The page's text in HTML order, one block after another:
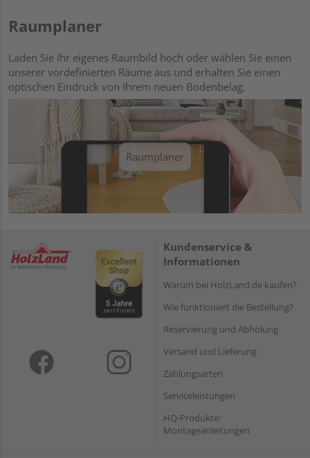
Raumplaner
Laden Sie Ihr eigenes Raumbild hoch oder wählen Sie einen
unserer vordefinierten Räume aus und erhalten Sie einen
optischen Eindruck von Ihrem neuen Bodenbelag.
Raumplaner
Kundenservice &
Informationen
Warum bei HolzLand.de kaufen?
Wie funktioniert die Bestellung?
Reservierung und Abholung
Versand und Lieferung
Zahlungsarten
Serviceleistungen
HQ-Produkte:
Montageanleitungen